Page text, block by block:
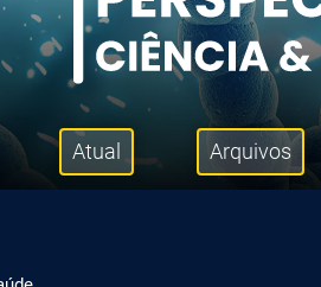
Atual Arquivos